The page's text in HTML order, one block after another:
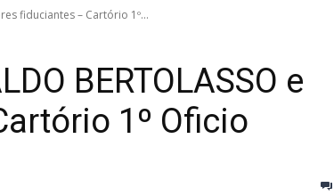
fiduciantes – Cartório 1º...
BERTOLASSO e
1º Oficio